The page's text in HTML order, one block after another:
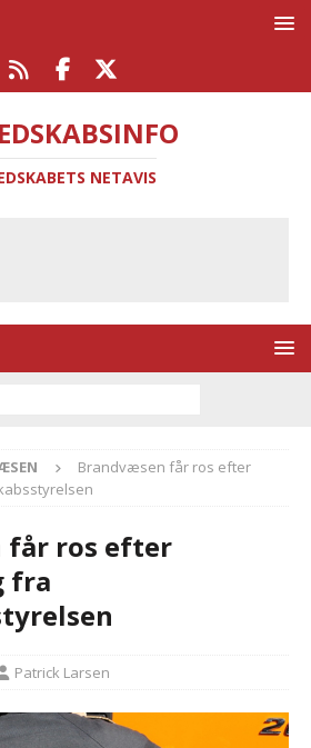
NETAVIS
Brandvæsen får ros efter
får ros efter
fra
Patrick Larsen